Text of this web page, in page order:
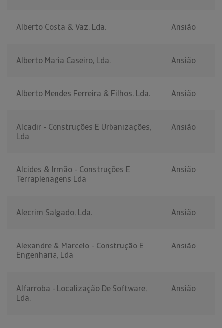
Alberto Costa & Vaz, Lda. Ansião
Alberto Maria Caseiro, Lda. Ansião
Alberto Mendes Ferreira & Filhos, Lda. Ansião
Alcadir - Construções E Urbanizações,
Lda
Ansião
Alcides & Irmão - Construções E
Terraplenagens Lda
Ansião
Alecrim Salgado, Lda. Ansião
Alexandre & Marcelo - Construção E
Engenharia, Lda
Ansião
Alfarroba - Localização De Software,
Lda.
Ansião